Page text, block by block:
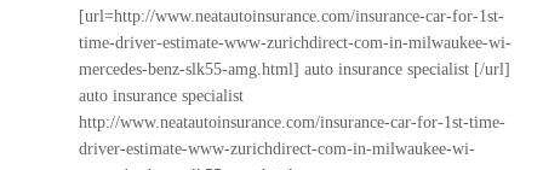
[url=http://www.neatautoinsurance.com/insurance-car-for-1st-
time-driver-estimate-www-zurichdirect-com-in-milwaukee-wi-
mercedes-benz-slk55-amg.html] auto insurance specialist [/url]
auto insurance specialist
http://www.neatautoinsurance.com/insurance-car-for-1st-time-
driver-estimate-www-zurichdirect-com-in-milwaukee-wi-